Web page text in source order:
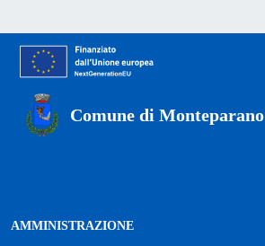
Comune di Monteparano
AMMINISTRAZIONE